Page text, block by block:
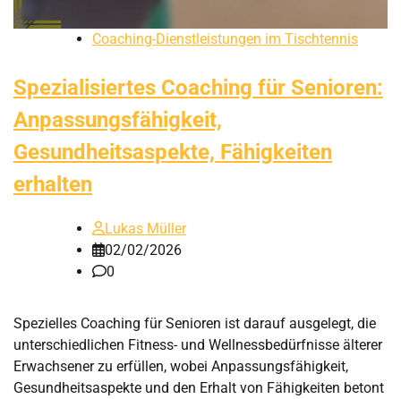
Coaching-Dienstleistungen im Tischtennis
Spezialisiertes Coaching für Senioren:
Anpassungsfähigkeit,
Gesundheitsaspekte, Fähigkeiten
erhalten
Lukas Müller
02/02/2026
0
Spezielles Coaching für Senioren ist darauf ausgelegt, die
unterschiedlichen Fitness- und Wellnessbedürfnisse älterer
Erwachsener zu erfüllen, wobei Anpassungsfähigkeit,
Gesundheitsaspekte und den Erhalt von Fähigkeiten betont